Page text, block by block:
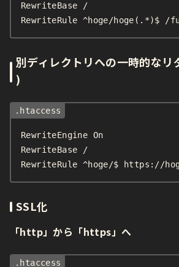
RewriteBase /
RewriteRule ^hoge/hoge(.*)$ /
別ディレクトリへの一時的な
)
RewriteEngine On
RewriteBase /
RewriteRule ^hoge/$ https://
SSL化
「http」から「https」へ